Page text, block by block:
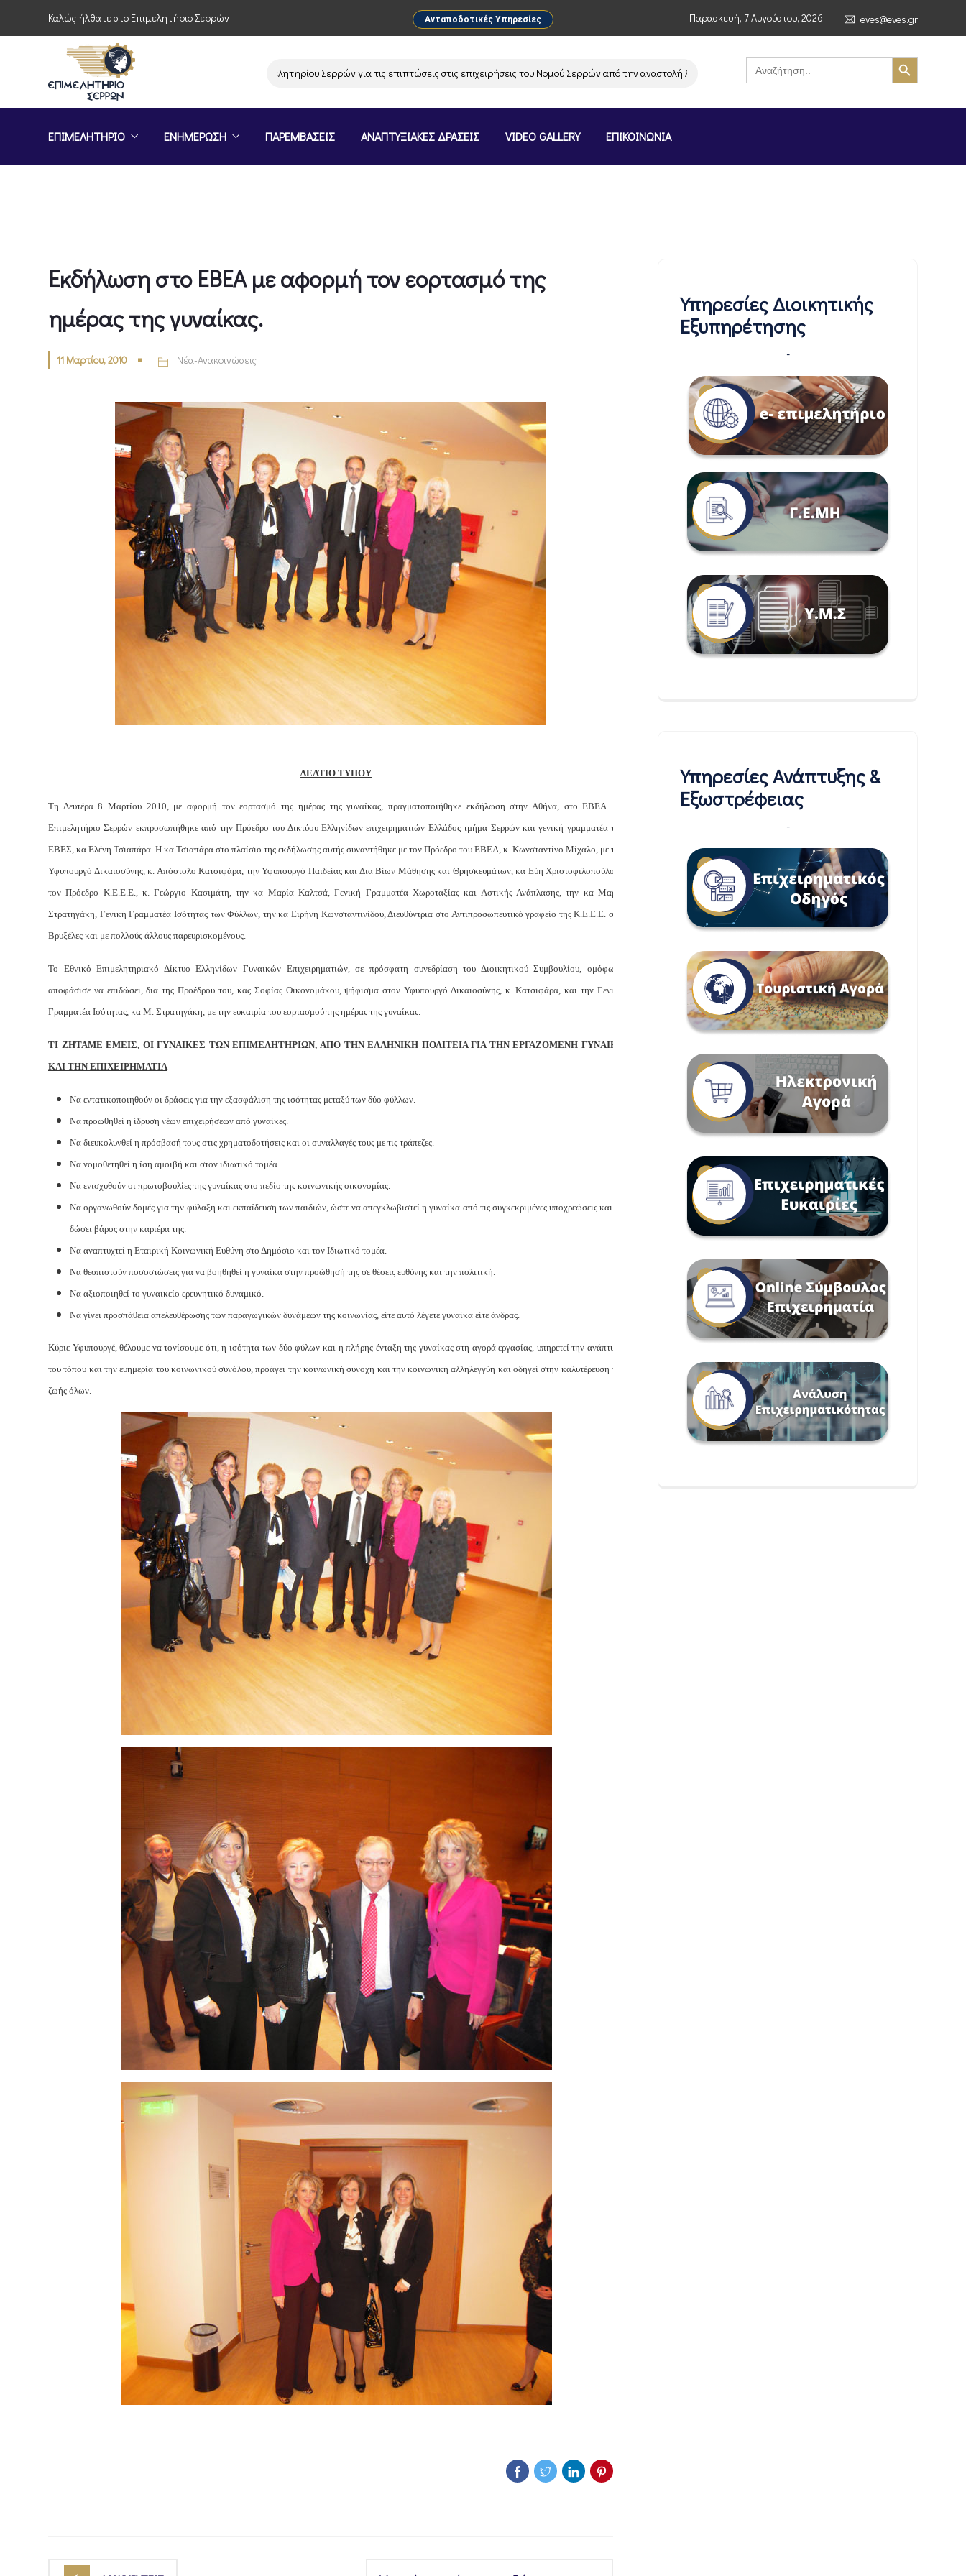
Καλώς ήλθατε στο Επιμελητήριο Σερρών Ανταποδοτικές Υπηρεσίες Παρασκευή, 7 Αυγούστου, 2026 eves@eves.gr
Παρέμβαση του Επιμελητηρίου Σερρών για τις επιπτώσεις στις επιχειρήσεις του Νομού Σερρών από την αναστολή λειτουργίας της αλυσίδας σούπερ μάρκετ MERE στην Ελλάδα –
Search
for:
Search Button
ΕΠΙΜΕΛΗΤΗΡΙΟ ΕΝΗΜΕΡΩΣΗ ΠΑΡΕΜΒΑΣΕΙΣ ΑΝΑΠΤΥΞΙΑΚΕΣ ΔΡΑΣΕΙΣ VIDEO GALLERY ΕΠΙΚΟΙΝΩΝΙΑ
Εκδήλωση στο ΕΒΕΑ με αφορμή τον εορτασμό της
ημέρας της γυναίκας.
11 Μαρτίου, 2010 Νέα-Ανακοινώσεις
ΔΕΛΤΙΟ ΤΥΠΟΥ
Τη Δευτέρα 8 Μαρτίου 2010, με αφορμή τον εορτασμό της ημέρας της γυναίκας, πραγματοποιήθηκε εκδήλωση στην Αθήνα, στο ΕΒΕΑ. Το
Επιμελητήριο Σερρών εκπροσωπήθηκε από την Πρόεδρο του Δικτύου Ελληνίδων επιχειρηματιών Ελλάδος τμήμα Σερρών και γενική γραμματέα του
ΕΒΕΣ, κα Ελένη Τσιαπάρα. Η κα Τσιαπάρα στο πλαίσιο της εκδήλωσης αυτής συναντήθηκε με τον Πρόεδρο του ΕΒΕΑ, κ. Κωνσταντίνο Μίχαλο, με τον
Υφυπουργό Δικαιοσύνης, κ. Απόστολο Κατσιφάρα, την Υφυπουργό Παιδείας και Δια Βίων Μάθησης και Θρησκευμάτων, κα Εύη Χριστοφιλοπούλου ,
τον Πρόεδρο Κ.Ε.Ε.Ε., κ. Γεώργιο Κασιμάτη, την κα Μαρία Καλτσά, Γενική Γραμματέα Χωροταξίας και Αστικής Ανάπλασης, την κα Μαρία
Στρατηγάκη, Γενική Γραμματέα Ισότητας των Φύλλων, την κα Ειρήνη Κωνσταντινίδου, Διευθύντρια στο Αντιπροσωπευτικό γραφείο της Κ.Ε.Ε.Ε. στις
Βρυξέλες και με πολλούς άλλους παρευρισκομένους.
Το Εθνικό Επιμελητηριακό Δίκτυο Ελληνίδων Γυναικών Επιχειρηματιών, σε πρόσφατη συνεδρίαση του Διοικητικού Συμβουλίου, ομόφωνα
αποφάσισε να επιδώσει, δια της Προέδρου του, κας Σοφίας Οικονομάκου, ψήφισμα στον Υφυπουργό Δικαιοσύνης, κ. Κατσιφάρα, και την Γενική
Γραμματέα Ισότητας, κα Μ. Στρατηγάκη, με την ευκαιρία του εορτασμού της ημέρας της γυναίκας.
ΤΙ ΖΗΤΑΜΕ ΕΜΕΙΣ, ΟΙ ΓΥΝΑΙΚΕΣ ΤΩΝ ΕΠΙΜΕΛΗΤΗΡΙΩΝ, ΑΠΟ ΤΗΝ ΕΛΛΗΝΙΚΗ ΠΟΛΙΤΕΙΑ ΓΙΑ ΤΗΝ ΕΡΓΑΖΟΜΕΝΗ ΓΥΝΑΙΚΑ
ΚΑΙ ΤΗΝ ΕΠΙΧΕΙΡΗΜΑΤΙΑ
Να εντατικοποιηθούν οι δράσεις για την εξασφάλιση της ισότητας μεταξύ των δύο φύλλων.
Να προωθηθεί η ίδρυση νέων επιχειρήσεων από γυναίκες.
Να διευκολυνθεί η πρόσβασή τους στις χρηματοδοτήσεις και οι συναλλαγές τους με τις τράπεζες.
Να νομοθετηθεί η ίση αμοιβή και στον ιδιωτικό τομέα.
Να ενισχυθούν οι πρωτοβουλίες της γυναίκας στο πεδίο της κοινωνικής οικονομίας.
Να οργανωθούν δομές για την φύλαξη και εκπαίδευση των παιδιών, ώστε να απεγκλωβιστεί η γυναίκα από τις συγκεκριμένες υποχρεώσεις και να
δώσει βάρος στην καριέρα της.
Να αναπτυχτεί η Εταιρική Κοινωνική Ευθύνη στο Δημόσιο και τον Ιδιωτικό τομέα.
Να θεσπιστούν ποσοστώσεις για να βοηθηθεί η γυναίκα στην προώθησή της σε θέσεις ευθύνης και την πολιτική.
Να αξιοποιηθεί το γυναικείο ερευνητικό δυναμικό.
Να γίνει προσπάθεια απελευθέρωσης των παραγωγικών δυνάμεων της κοινωνίας, είτε αυτό λέγετε γυναίκα είτε άνδρας.
Κύριε Υφυπουργέ, θέλουμε να τονίσουμε ότι, η ισότητα των δύο φύλων και η πλήρης ένταξη της γυναίκας στη αγορά εργασίας, υπηρετεί την ανάπτυξη
του τόπου και την ευημερία του κοινωνικού συνόλου, προάγει την κοινωνική συνοχή και την κοινωνική αλληλεγγύη και οδηγεί στην καλυτέρευση της
ζωής όλων.
Υπηρεσίες Διοικητικής
Εξυπηρέτησης
-
Υπηρεσίες Ανάπτυξης &
Εξωστρέφειας
-